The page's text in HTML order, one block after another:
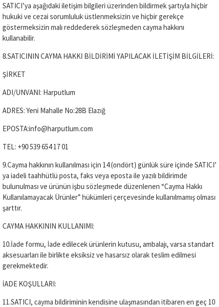
SATICI’ya aşağıdaki iletişim bilgileri üzerinden bildirmek şartıyla hiçbir
hukuki ve cezai sorumluluk üstlenmeksizin ve hiçbir gerekçe
göstermeksizin malı reddederek sözleşmeden cayma hakkını
kullanabilir.
8.SATICININ CAYMA HAKKI BİLDİRİMİ YAPILACAK İLETİŞİM BİLGİLERİ:
ŞİRKET
ADI/UNVANI: Harputlum
ADRES: Yeni Mahalle No:28B Elazığ
EPOSTA:info@harputlum.com
TEL: +90 539 654 17 01
9.Cayma hakkının kullanılması için 14 (ondört) günlük süre içinde SATICI’
ya iadeli taahhütlü posta, faks veya eposta ile yazılı bildirimde
bulunulması ve ürünün işbu sözleşmede düzenlenen “Cayma Hakkı
Kullanılamayacak Ürünler” hükümleri çerçevesinde kullanılmamış olması
şarttır.
CAYMA HAKKININ KULLANIMI:
10.İade formu, İade edilecek ürünlerin kutusu, ambalajı, varsa standart
aksesuarları ile birlikte eksiksiz ve hasarsız olarak teslim edilmesi
gerekmektedir.
İADE KOŞULLARI:
11.SATICI, cayma bildiriminin kendisine ulaşmasından itibaren en geç 10